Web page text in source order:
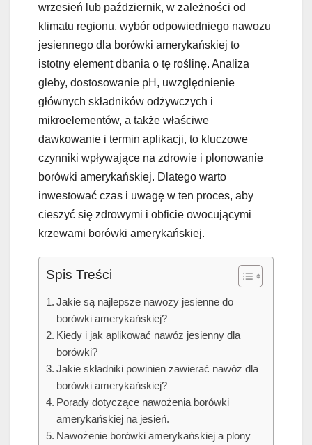
wrzesień lub październik, w zależności od
klimatu regionu, wybór odpowiedniego nawozu
jesiennego dla borówki amerykańskiej to
istotny element dbania o tę roślinę. Analiza
gleby, dostosowanie pH, uwzględnienie
głównych składników odżywczych i
mikroelementów, a także właściwe
dawkowanie i termin aplikacji, to kluczowe
czynniki wpływające na zdrowie i plonowanie
borówki amerykańskiej. Dlatego warto
inwestować czas i uwagę w ten proces, aby
cieszyć się zdrowymi i obficie owocującymi
krzewami borówki amerykańskiej.
Spis Treści
Jakie są najlepsze nawozy jesienne do
borówki amerykańskiej?
Kiedy i jak aplikować nawóz jesienny dla
borówki?
Jakie składniki powinien zawierać nawóz dla
borówki amerykańskiej?
Porady dotyczące nawożenia borówki
amerykańskiej na jesień.
Nawożenie borówki amerykańskiej a plony